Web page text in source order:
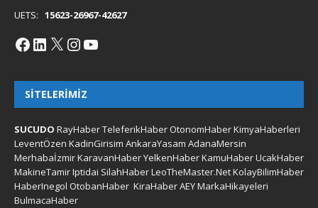
UETS: 15623-26967-42627
SITELERIMIZ
SUCUDO RayHaberTeleferikHaber OtonomHaberKimyaHaberleri
LeventÖzen KadinGirisim AnkaraYasam AdanaMersin
MerhabaİzmirKaravanHaberYelkenHaberKamuHaberUcakHaber
MakineTamirIptidai SilahHaberLeoTheMaster.NetKolayBilimHaber
HaberInegol OtobanHaber KiraHaberAEYMarkaHikayeleri
BulmacaHaber